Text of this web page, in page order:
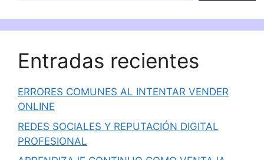
Entradas recientes
ERRORES COMUNES AL INTENTAR VENDER
ONLINE
REDES SOCIALES Y REPUTACIÓN DIGITAL
PROFESIONAL